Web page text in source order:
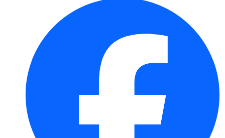
Blattdill Herkules
Möhre Nantaise 2
Radies Riesenbutter